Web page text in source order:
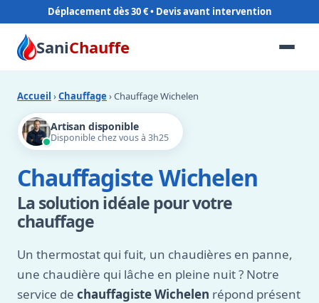
Déplacement dès 30 €
SaniChauffe
Accueil ›Chauffage › Chauffage Wichelen
Artisan disponible
Disponible chez vous à 3h25
Chauffagiste Wichelen
La solution idéale pour votre
chauffage
Un thermostat qui fuit, un chaudières en panne,
une chaudière qui lâche en pleine nuit ? Notre
service de chauffagiste Wichelen répond présent